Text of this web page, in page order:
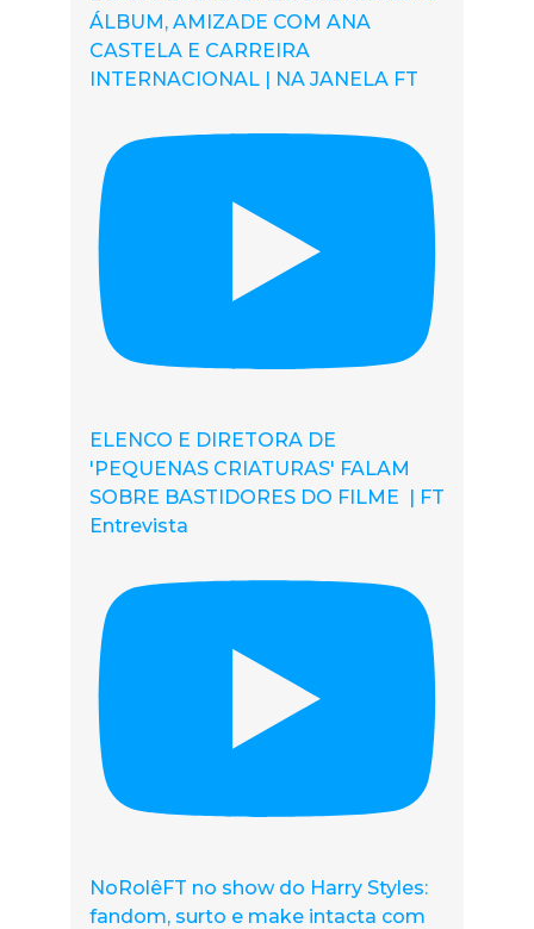
ÁLBUM, AMIZADE COM ANA
CASTELA E CARREIRA
INTERNACIONAL | NA JANELA FT
ELENCO E DIRETORA DE
'PEQUENAS CRIATURAS' FALAM
SOBRE BASTIDORES DO FILME | FT
Entrevista
NoRolêFT no show do Harry Styles:
fandom, surto e make intacta com